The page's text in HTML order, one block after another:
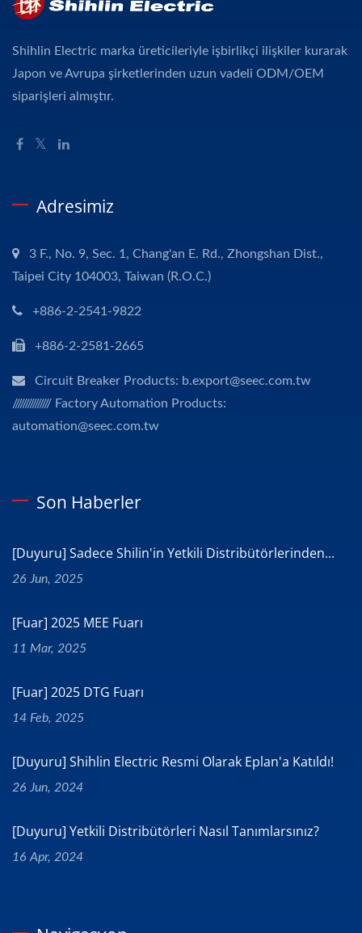
Shihlin Electric marka üreticileriyle işbirlikçi ilişkiler kurarak
Japon ve Avrupa şirketlerinden uzun vadeli ODM/OEM
siparişleri almıştır.
Adresimiz
3 F., No. 9, Sec. 1, Chang'an E. Rd., Zhongshan Dist.,
Taipei City 104003, Taiwan (R.O.C.)
+886-2-2541-9822
+886-2-2581-2665
Circuit Breaker Products: b.export@seec.com.tw
/////////////// Factory Automation Products:
automation@seec.com.tw
Son Haberler
[Duyuru] Sadece Shilin'in Yetkili Distribütörlerinden...
26 Jun, 2025
[Fuar] 2025 MEE Fuarı
11 Mar, 2025
[Fuar] 2025 DTG Fuarı
14 Feb, 2025
[Duyuru] Shihlin Electric Resmi Olarak Eplan'a Katıldı!
26 Jun, 2024
[Duyuru] Yetkili Distribütörleri Nasıl Tanımlarsınız?
16 Apr, 2024